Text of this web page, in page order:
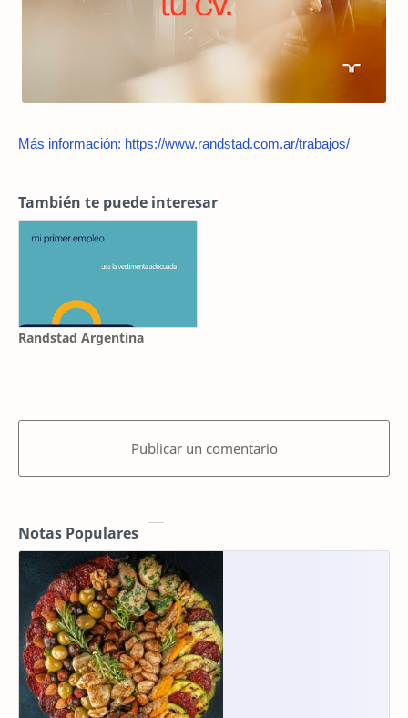
Más información: https://www.randstad.com.ar/trabajos/
También te puede interesar
Randstad Argentina
Publicar un comentario
Notas Populares